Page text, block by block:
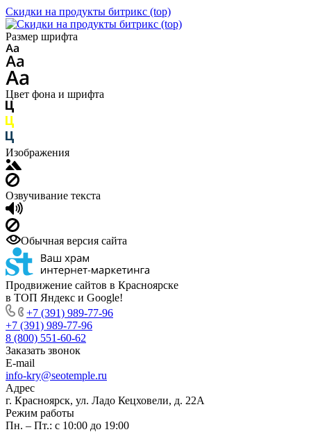
Скидки на продукты битрикс (top)
Размер шрифта
Цвет фона и шрифта
Изображения
Озвучивание текста
Обычная версия сайта
Продвижение сайтов в Красноярске
в ТОП Яндекс и Google!
+7 (391) 989-77-96
+7 (391) 989-77-96
8 (800) 551-60-62
Заказать звонок
E-mail
info-kry@seotemple.ru
Адрес
г. Красноярск, ул. Ладо Кецховели, д. 22А
Режим работы
Пн. – Пт.: с 10:00 до 19:00